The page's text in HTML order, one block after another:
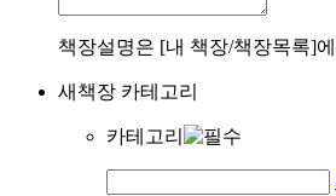
책장설명은 [내 책장/책장목록]
새책장 카테고리
카테고리